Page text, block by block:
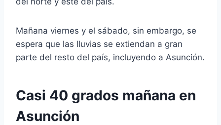
Mañana viernes y el sábado, sin embargo, se
espera que las lluvias se extiendan a gran
parte del resto del país, incluyendo a Asunción.
Casi 40 grados mañana en
Asunción